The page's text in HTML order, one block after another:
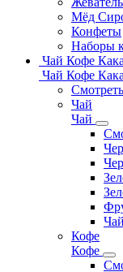
Мёд
Конфеты
Наборы
Чай Кофе
Чай Кофе
Чай
Чай
Кофе
Кофе